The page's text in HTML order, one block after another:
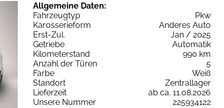
Allgemeine Daten:
Fahrzeugtyp
Pkw
Karosserieform
Anderes Auto
Erst-Zul.
Jan / 2025
Getriebe
Automatik
Kilometerstand
990 km
Anzahl der Türen
5
Farbe
Weiß
Standort
Zentrallager
Lieferzeit
ab ca. 11.08.2026
Unsere Nummer
225934122